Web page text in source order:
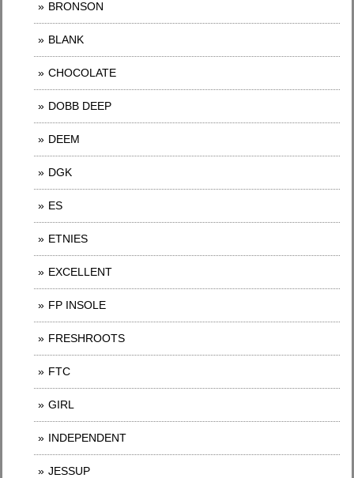
BRONSON
BLANK
CHOCOLATE
DOBB DEEP
DEEM
DGK
ES
ETNIES
EXCELLENT
FP INSOLE
FRESHROOTS
FTC
GIRL
INDEPENDENT
JESSUP